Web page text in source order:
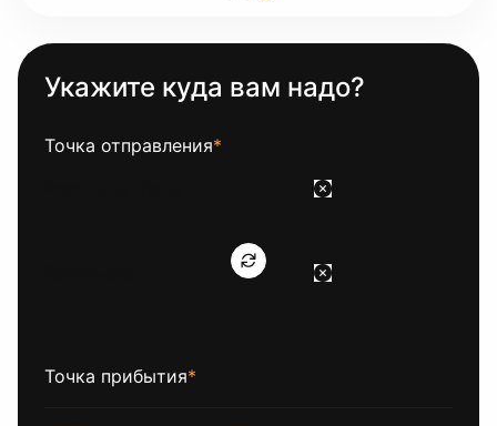
Укажите куда вам надо?
Точка отправления*
Точка прибытия*